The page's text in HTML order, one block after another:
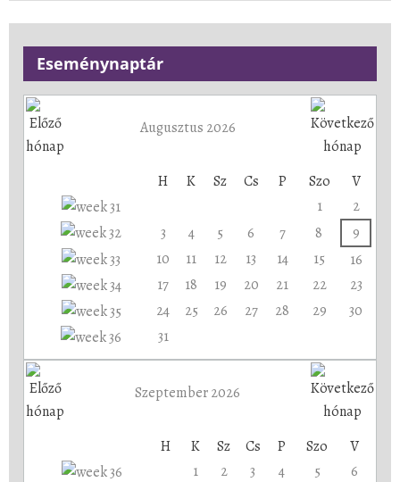
Eseménynaptár
Augusztus 2026
H K Sz Cs P Szo
V
1
2
3
4 5 6 7 8
9
10
11 12 13 14 15
16
17
18 19 20 21 22
23
24
25 26 27 28 29
30
31
Szeptember 2026
H K Sz Cs P Szo
V
1
2 3 4 5
6